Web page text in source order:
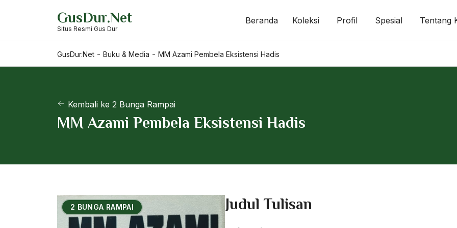
GusDur.Net
Situs Resmi Gus Dur
Beranda Koleksi Profil Spesial Tentang
GusDur.Net - Buku & Media - MM Azami Pembela Eksistensi Hadis
Kembali ke 2 Bunga Rampai
MM Azami Pembela Eksistensi Hadis
2 BUNGA RAMPAI Judul Tulisan